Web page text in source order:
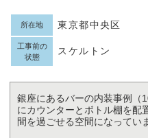
所在地 東京都中央区
工事前の
状態
スケルトン
銀座にあるバーの内装事例（
にカウンターとボトル棚を配
間を過ごせる空間になってい